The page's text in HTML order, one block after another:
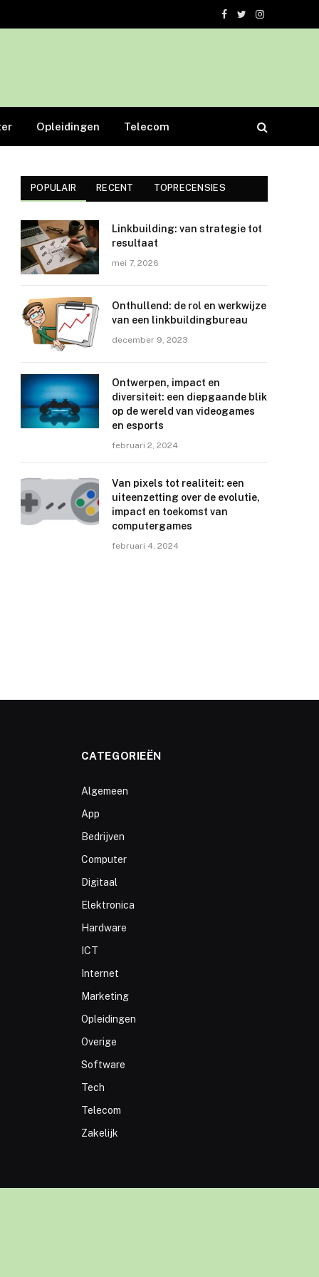
Facebook
TwitterInstagram
Opleidingen Telecom
POPULAIR RECENT TOPRECENSIES
Linkbuilding: van strategie tot
resultaat
mei 7, 2026
Onthullend: de rol en werkwijze
van een linkbuildingbureau
december 9, 2023
Ontwerpen, impact en
diversiteit: een diepgaande blik
op de wereld van videogames
en esports
februari 2, 2024
Van pixels tot realiteit: een
uiteenzetting over de evolutie,
impact en toekomst van
computergames
februari 4, 2024
CATEGORIEËN
Algemeen
App
Bedrijven
Computer
Digitaal
Elektronica
Hardware
ICT
Internet
Marketing
Opleidingen
Overige
Software
Tech
Telecom
Zakelijk